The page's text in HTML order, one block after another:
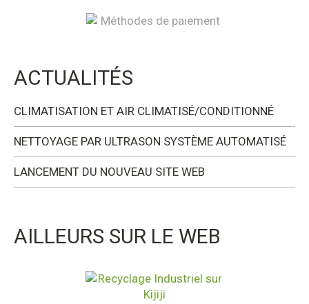
ACTUALITÉS
CLIMATISATION ET AIR CLIMATISÉ/CONDITIONNÉ
NETTOYAGE PAR ULTRASON SYSTÈME AUTOMATISÉ
LANCEMENT DU NOUVEAU SITE WEB
AILLEURS SUR LE WEB